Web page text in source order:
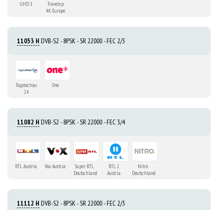
UHD 1
Travelxp
4K Europe
11053 H DVB-S2 - 8PSK - SR 22000 - FEC 2/3
Tagesschau
24
One
11082 H DVB-S2 - 8PSK - SR 22000 - FEC 3/4
RTL Austria Vox Austria
Super RTL
Deutschland
RTL 2
Austria
Nitro
Deutschland
11112 H DVB-S2 - 8PSK - SR 22000 - FEC 2/3